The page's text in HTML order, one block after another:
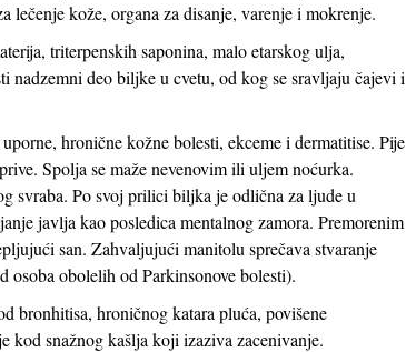
kože, organa za disanje, varenje i mokrenje.
triterpenskih saponina, malo etarskog ulja,
deo biljke u cvetu, od kog se sravljaju čajevi i
hronične kožne bolesti, ekceme i dermatitise. Pije
Spolja se maže nevenovim ili uljem noćurka.
svraba. Po svoj prilici biljka je odlična za ljude u
javlja kao posledica mentalnog zamora. Premorenim
san. Zahvaljujući manitolu sprečava stvaranje
osoba obolelih od Parkinsonove bolesti).
bronhitisa, hroničnog katara pluća, povišene
kod snažnog kašlja koji izaziva zacenivanje.